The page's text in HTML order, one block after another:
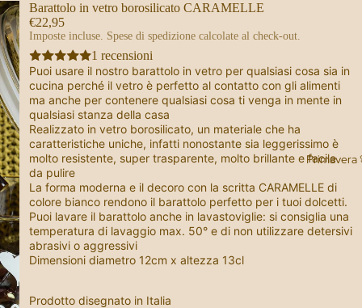
Primavera
Barattolo in vetro borosilicato CARAMELLE
€22,95
Imposte incluse. Spese di spedizione calcolate al check-out.
1 recensioni
Puoi usare il nostro barattolo in vetro per qualsiasi cosa sia in
cucina perché il vetro è perfetto al contatto con gli alimenti
ma anche per contenere qualsiasi cosa ti venga in mente in
qualsiasi stanza della casa
Realizzato in vetro borosilicato, un materiale che ha
caratteristiche uniche, infatti nonostante sia leggerissimo è
molto resistente, super trasparente, molto brillante e facile
da pulire
La forma moderna e il decoro con la scritta CARAMELLE di
colore bianco rendono il barattolo perfetto per i tuoi dolcetti.
Puoi lavare il barattolo anche in lavastoviglie: si consiglia una
temperatura di lavaggio max. 50° e di non utilizzare detersivi
abrasivi o aggressivi
Dimensioni diametro 12cm x altezza 13cl
Prodotto disegnato in Italia